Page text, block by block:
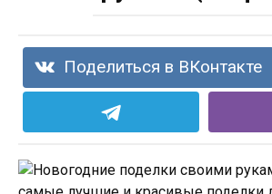
Поделиться в ВКонтакте